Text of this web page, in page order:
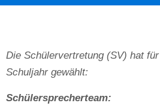
Die Schülervertretung (SV) hat
Schuljahr gewählt:
Schülersprecherteam: